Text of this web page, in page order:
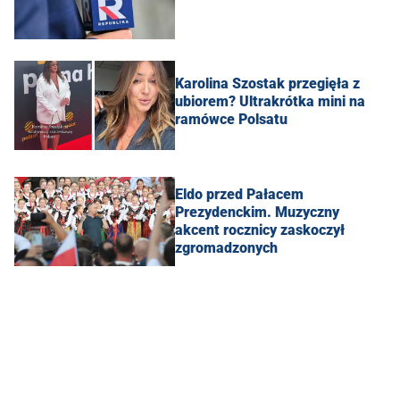
Karolina Szostak przegięła z
ubiorem? Ultrakrótka mini na
ramówce Polsatu
Eldo przed Pałacem
Prezydenckim. Muzyczny
akcent rocznicy zaskoczył
zgromadzonych